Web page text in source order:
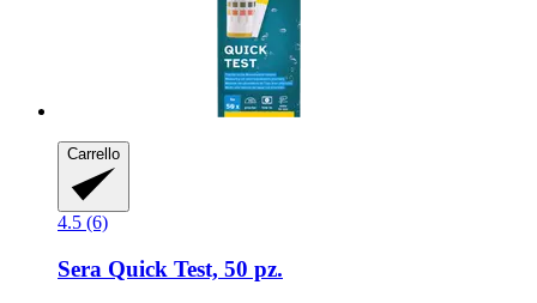
Carrello
4.5 (6)
Sera Quick Test, 50 pz.